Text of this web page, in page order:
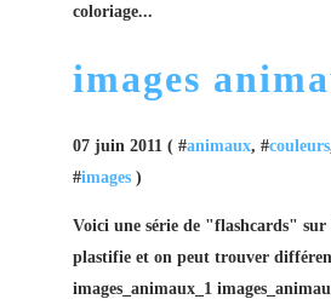
coloriage...
images
07 juin 2011 ( #animaux, #couleurs
#images )
Voici une série de "flashcards" sur
plastifie et on peut trouver
images_animaux_1